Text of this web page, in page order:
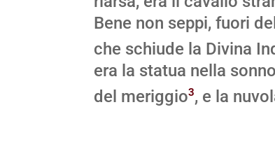
Bene non seppi, fuori
che schiude la Divina
era la statua nella
del meriggio3, e la
alto